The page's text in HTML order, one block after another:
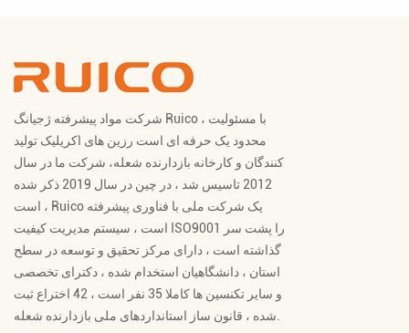
شرکت مواد پیشرفته ژجیانگ Ruico ، با مسئولیت
محدود یک حرفه ای است رزین های اکریلیک تولید
کنندگان و کارخانه بازدارنده شعله، شرکت ما در سال
2012 تاسیس شد ، در چین در سال 2019 ذکر شده
است ، Ruico یک شرکت ملی با فناوری پیشرفته
است ، سیستم مدیریت کیفیت ISO9001 را پشت سر
گذاشته است ، دارای مرکز تحقیق و توسعه در سطح
استان ، دانشگاهیان استخدام شده ، دکترای تخصصی
و سایر تکنسین ها کاملا 35 نفر است ، 42 اختراع ثبت